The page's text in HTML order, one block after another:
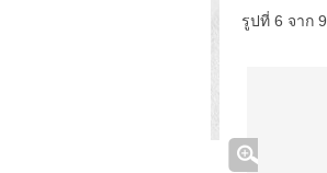
รูปที่ 6 จาก 9